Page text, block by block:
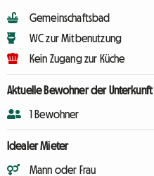
Gemeinschaftsbad
WC zur Mitbenutzung
Kein Zugang zur Küche
Aktuelle Bewohner der Unterkunft
1 Bewohner
Idealer Mieter
Mann oder Frau